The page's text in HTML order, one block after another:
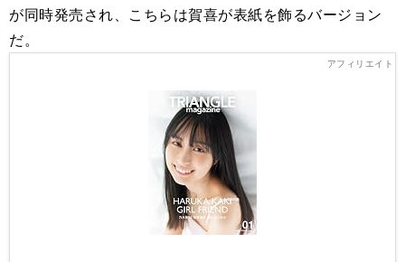
が同時発売され、こちらは賀喜が表紙を飾るバージョン
だ。